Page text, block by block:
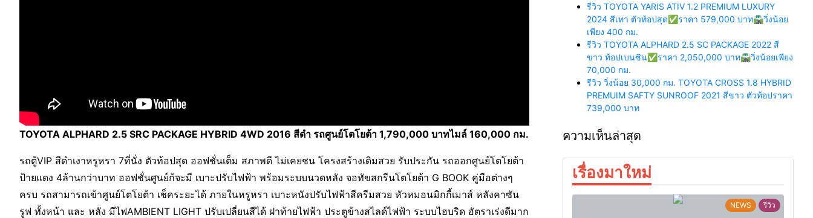
TOYOTA ALPHARD 2.5 SRC PACKAGE HYBRID 4WD 2016 สีดำ รถศูนย์โตโยต้า 1,790,000 บาทไมล์ 160,000 กม.
รถตู้VIP สีดำเงาหรูหรา 7ที่นั่ง ตัวท้อปสุด ออฟชั่นเต็ม สภาพดี ไม่เคยชน โครงสร้างเดิมสวย รับประกัน รถออกศูนย์โตโยต้า
ป้ายแดง 4ล้านกว่าบาท ออฟชั่นศูนย์ก้จะมี เบาะปรับไฟฟ้า พร้อมระบบนวดหลัง จอทัขสกรีนโตโยต้า G BOOK คู่มือต่างๆ
ครบ รถสามารถเข้าศูนย์โตโยต้า เช็คระยะได้ ภายในหรูหรา เบาะหนังปรับไฟฟ้าสีครีมสวย หัวหมอนมิกกี้เมาส์ หลังคาซัน
รูฟ ทั้งหน้า และ หลัง มีไฟAMBIENT LIGHT ปรับเปลี่ยนสีได้ ฝาท้ายไฟฟ้า ประตูข้างสไลด์ไฟฟ้า ระบบไฮบริด อัตราเร่งดีมาก
รีวิว TOYOTA YARIS ATIV 1.2 PREMIUM LUXURY
2024 สีเทา ตัวท้อปสุด✅ราคา 579,000 บาท🛣️วิ่งน้อย
เพียง 400 กม.
รีวิว TOYOTA ALPHARD 2.5 SC PACKAGE 2022 สี
ขาว ท้อปเบนซิน✅ราคา 2,050,000 บาท🛣️วิ่งน้อยเพียง
70,000 กม.
รีวิว วิ่งน้อย 30,000 กม. TOYOTA CROSS 1.8 HYBRID
PREMUIM SAFTY SUNROOF 2021 สีขาว ตัวท้อปราคา
739,000 บาท
ความเห็นล่าสุด
เรื่องมาใหม่
NEWS รีวิว